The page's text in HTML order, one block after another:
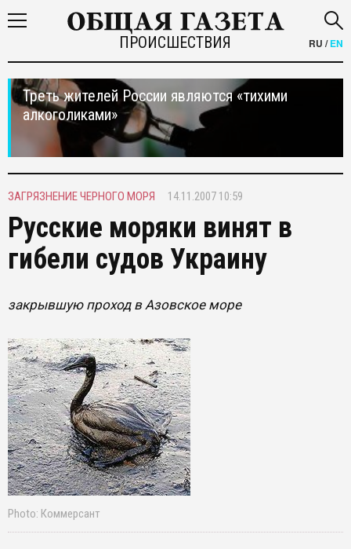
ПРОИСШЕСТВИЯ RU /EN
Треть жителей России являются «тихими
алкоголиками»
ЗАГРЯЗНЕНИЕ ЧЕРНОГО МОРЯ 14.11.2007 10:59
Русские моряки винят в
гибели судов Украину
закрывшую проход в Азовское море
Photo: Коммерсант